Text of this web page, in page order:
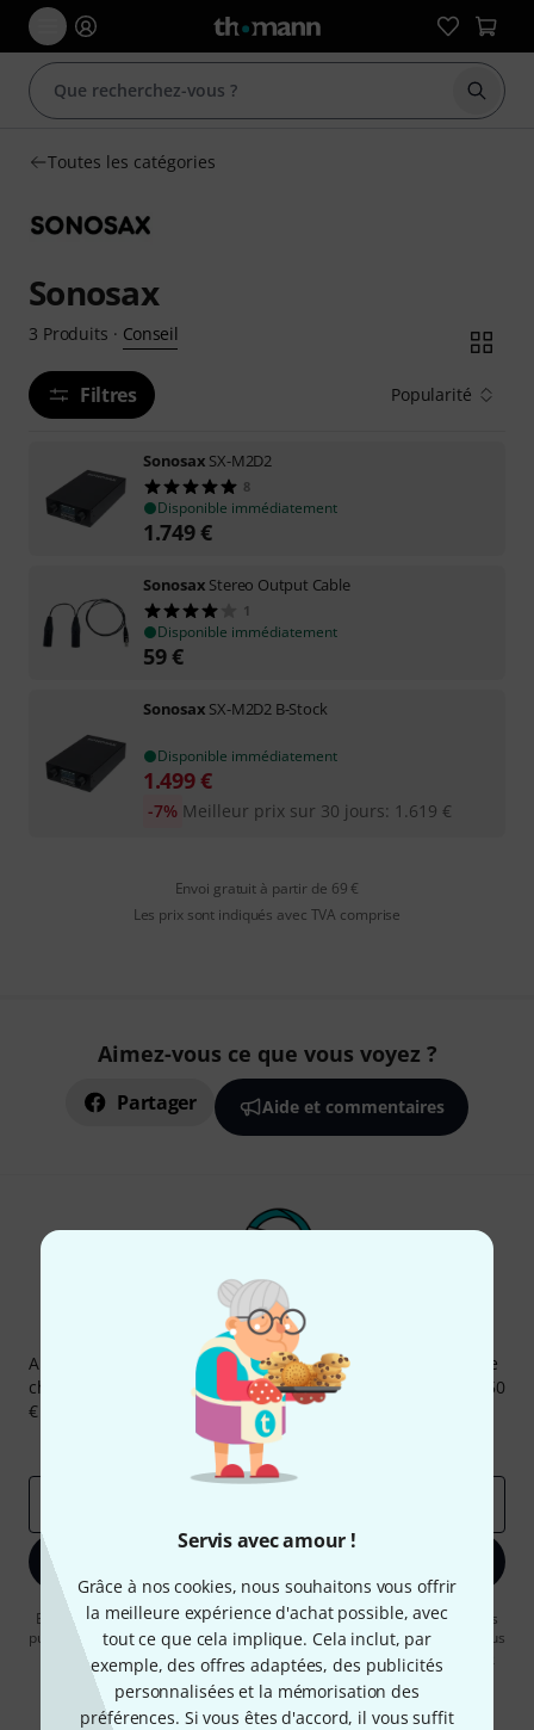
Servis avec amour !
Grâce à nos cookies, nous souhaitons vous offrir
la meilleure expérience d'achat possible, avec
tout ce que cela implique. Cela inclut, par
exemple, des offres adaptées, des publicités
personnalisées et la mémorisation des
préférences. Si vous êtes d'accord, il vous suffit
Toutes les catégories
Sonosax
3 Produits · Conseil
Filtres Popularité
Sonosax SX-M2D2
8
Disponible immédiatement
1.749€
Sonosax Stereo Output Cable
1
Disponible immédiatement
59€
Sonosax SX-M2D2 B-Stock
Disponible immédiatement
1.499€
Meilleur prix sur 30 jours: 1.619 €
-7%
Envoi gratuit à partir de 69 €
Les prix sont indiqués avec TVA comprise
Aimez-vous ce que vous voyez ?
Partager Aide et commentaires
Newsletters Thomann
Abonnez-vous à la newsletter Thomann et, avec un peu de
chance, gagnez l'un des 50 bons d'achat d'une valeur de 50
€ chacun!
Articles inspirants
Deals
En cliquant sur "S'inscrire maintenant", vous acceptez de recevoir des
publicités par e-mail. La désinscription est possible à tout moment. Vous
pouvez trouver plus d'informations à ce sujet dans notrePolitique de
confidentialité.
* Requis